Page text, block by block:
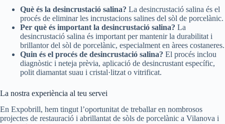
Què és la desincrustació salina? La desincrustació salina és el
procés de eliminar les incrustacions salines del sòl de porcelànic.
Per què és important la desincrustació salina? La
desincrustació salina és important per mantenir la durabilitat i
brillantor del sòl de porcelànic, especialment en àrees costaneres.
Quin és el procés de desincrustació salina? El procés inclou
diagnòstic i neteja prèvia, aplicació de desincrustant específic,
polit diamantat suau i cristal·litzat o vitrificat.
La nostra experiència al teu servei
En Expobrill, hem tingut l’oportunitat de treballar en nombrosos
projectes de restauració i abrillantat de sòls de porcelànic a Vilanova i